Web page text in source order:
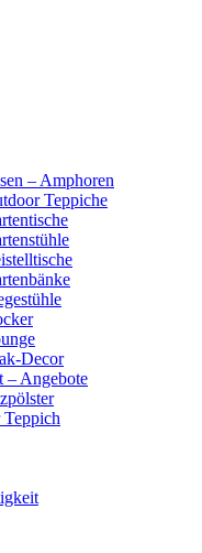
– Amphoren
Teppiche
Decor
– Angebote